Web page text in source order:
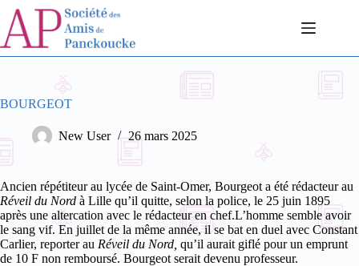
Passer
contenu
BOURGEOT
New User 26 mars 2025
Ancien répétiteur au lycée de Saint-Omer, Bourgeot a été rédacteur au
Réveil du Nord à Lille qu’il quitte, selon la police, le 25 juin 1895
après une altercation avec le rédacteur en chef.L’homme semble avoir
le sang vif. En juillet de la même année, il se bat en duel avec Constant
Carlier, reporter au Réveil du Nord, qu’il aurait giflé pour un emprunt
de 10 F non remboursé. Bourgeot serait devenu professeur.